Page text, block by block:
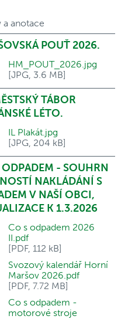
a anotace
POUŤ 2026.
HM_POUT_2026.jpg
[JPG, 3.6 MB]
TÁBOR
LÉTO.
IL Plakát.jpg
[JPG, 204 kB]
- SOUHRN
NAKLÁDÁNÍ S
V NAŠÍ OBCI,
K 1.3.2026
Co s odpadem 2026
II.pdf
[PDF, 112 kB]
Svozový kalendář Horní
Maršov 2026.pdf
[PDF, 7.72 MB]
Co s odpadem -
motorové stroje